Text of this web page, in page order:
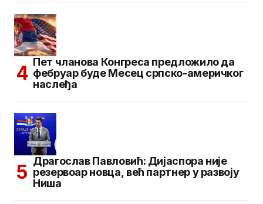
Пет чланова Конгреса предложило да
фебруар буде Месец српско-америчког
наслеђа
Драгослав Павловић: Дијаспора није
резервоар новца, већ партнер у развоју
Ниша